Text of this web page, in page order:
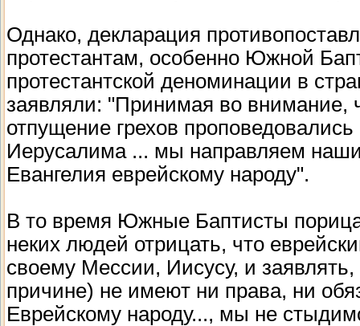
Однако, декларация
протестантам, особенно Южной
протестантской деноминации в
заявляли: "Принимая во внимание,
отпущение грехов
Иерусалима ... мы направляем
Евангелия еврейскому народу".
В то время Южные Баптисты
неких людей отрицать, что
своему Мессии, Иисусу, и
причине) не имеют ни права, ни
Еврейскому народу..., мы не